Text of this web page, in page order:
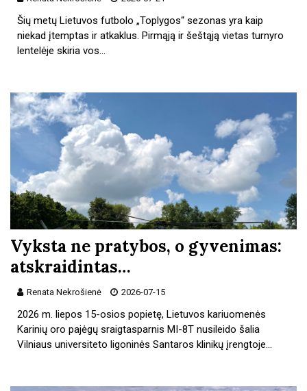
Šių metų Lietuvos futbolo „Toplygos“ sezonas yra kaip
niekad įtemptas ir atkaklus. Pirmąją ir šeštąją vietas turnyro
lentelėje skiria vos…
Vyksta ne pratybos, o gyvenimas:
atskraidintas…
Renata Nekrošienė 2026-07-15
2026 m. liepos 15-osios popietę, Lietuvos kariuomenės
Karinių oro pajėgų sraigtasparnis MI-8T nusileido šalia
Vilniaus universiteto ligoninės Santaros klinikų įrengtoje…